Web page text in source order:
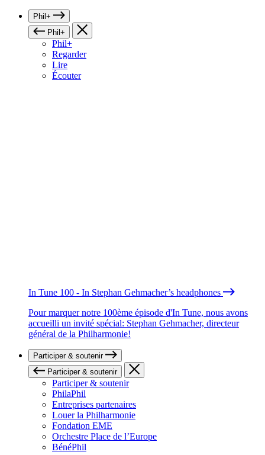
Phil+
Phil+
Phil+
Regarder
Lire
Écouter
In Tune 100 - In Stephan Gehmacher’s headphones
Pour marquer notre 100ème épisode d'In Tune, nous avons
accueilli un invité spécial: Stephan Gehmacher, directeur
général de la Philharmonie!
Participer & soutenir
Participer & soutenir
Participer & soutenir
PhilaPhil
Entreprises partenaires
Louer la Philharmonie
Fondation EME
Orchestre Place de l’Europe
BénéPhil